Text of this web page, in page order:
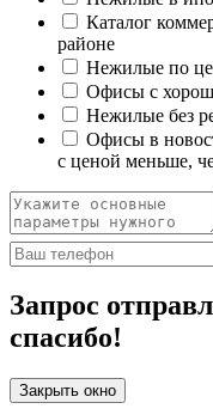
Каталог
районе
Нежилые по
Офисы с
Нежилые без
Офисы в
с ценой меньше,
Запрос
спасибо!
Закрыть окно